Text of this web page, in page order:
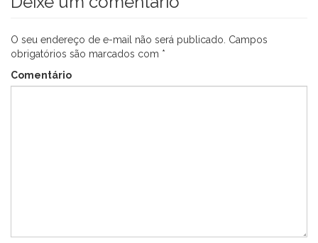
O seu endereço de e-mail não será publicado. Campos
obrigatórios são marcados com *
Comentário